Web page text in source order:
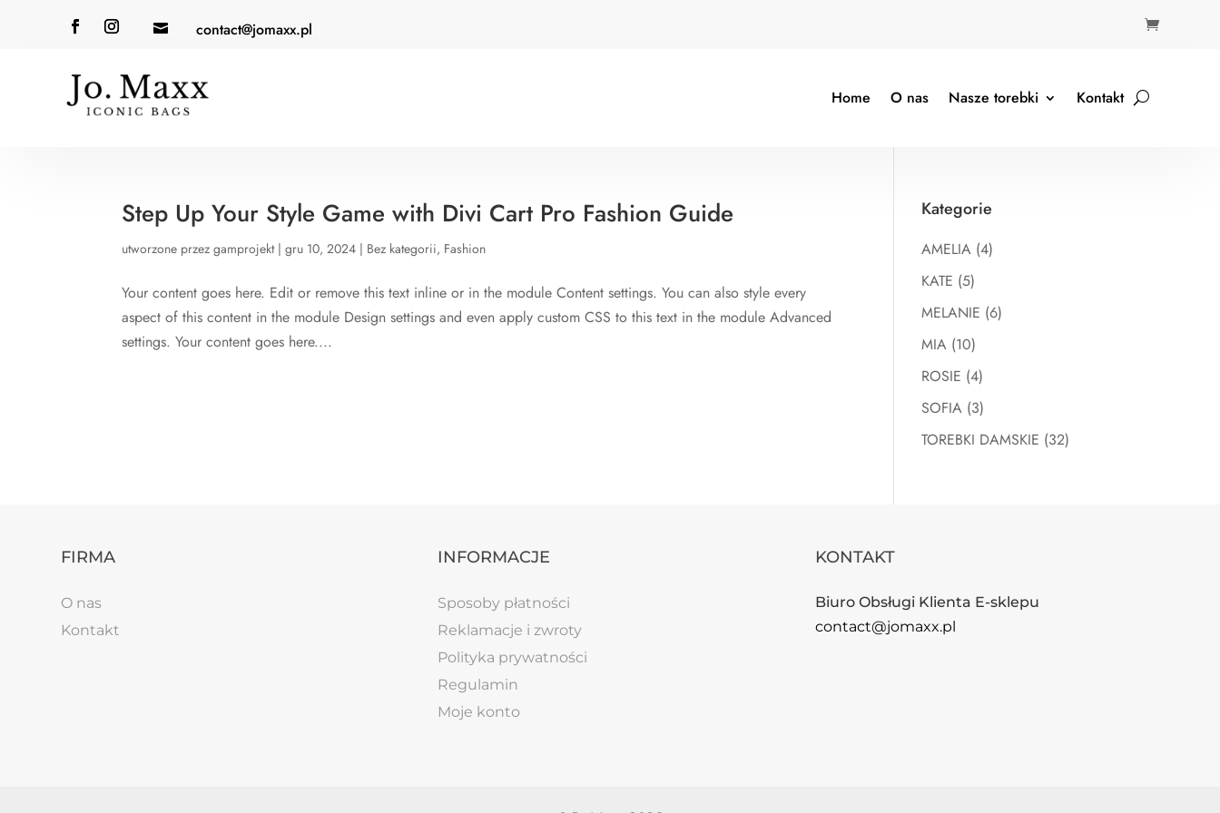
 contact@jomaxx.pl 
Home O nas Nasze torebki Kontakt
Step Up Your Style Game with Divi Cart Pro Fashion Guide
utworzone przezgamprojekt|gru 10, 2024 | Bez kategorii, Fashion
Your content goes here. Edit or remove this text inline or in the module Content settings. You can also style every
aspect of this content in the module Design settings and even apply custom CSS to this text in the module Advanced
settings. Your content goes here....
Kategorie
AMELIA (4)
KATE (5)
MELANIE (6)
MIA (10)
ROSIE (4)
SOFIA (3)
TOREBKI DAMSKIE (32)
FIRMA
O nas
Kontakt
INFORMACJE
Sposoby płatności
Reklamacje i zwroty
Polityka prywatności
Regulamin
Moje konto
KONTAKT
Biuro Obsługi Klienta E-sklepu
contact@jomaxx.pl